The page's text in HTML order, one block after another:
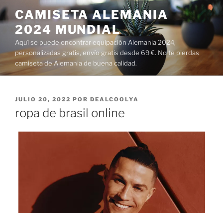
Saltar
al
contenido
CAMISETA ALEMANIA
2024 MUNDIAL
Aquí se puede encontrar equipación Alemania 2024,
personalizadas gratis, envío gratis desde 69 €. No te pierdas
camiseta de Alemania de buena calidad.
PUBLICADO
JULIO 20, 2022 POR DEALCOOLYA
ropa de brasil online